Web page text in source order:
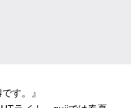
す。』